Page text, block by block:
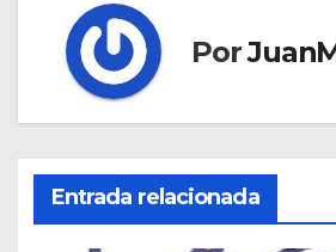
Por
Entrada relacionada